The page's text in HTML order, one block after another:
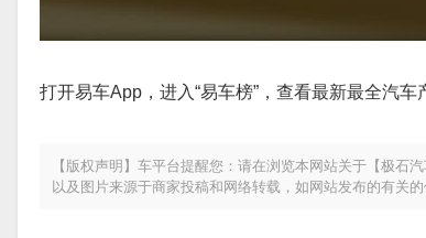
打开易车App，进入“易车榜”，查看最新最全汽车
【版权声明】车平台提醒您：请在浏览本网站关于【极石
以及图片来源于商家投稿和网络转载，如网站发布的有关